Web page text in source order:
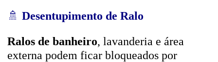
🚿 Desentupimento de Ralo
Ralos de banheiro, lavanderia e área
externa podem ficar bloqueados por